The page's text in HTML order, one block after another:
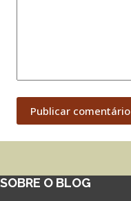
Publicar comentário
SOBRE O BLOG